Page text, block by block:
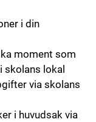
i din
moment som
skolans lokal
via skolans
i huvudsak via